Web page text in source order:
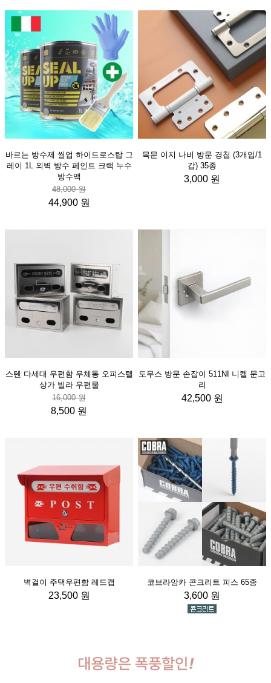
바르는 방수제 씰업 하이드로스탑 그
레이 1L 외벽 방수 페인트 크랙 누수
방수액
48,000 원
44,900 원
목문 이지 나비 방문 경첩 (3개입/1
갑) 35종
3,000 원
스텐 다세대 우편함 우체통 오피스텔
상가 빌라 우편물
16,000 원
8,500 원
도무스 방문 손잡이 511NI 니켈 문고
리
42,500 원
벽걸이 주택우편함 레드캡
23,500 원
코브라앙카 콘크리트 피스 65종
3,600 원